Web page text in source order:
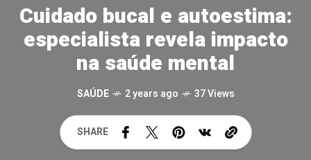
Cuidado bucal e autoestima:
especialista revela impacto
na saúde mental
SAÚDE 2 years ago 37 Views
SHARE